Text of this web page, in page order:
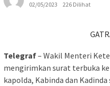
02/05/2023
226 Dilihat
Telegraf– Wakil Menteri
mengirimkan surat terbuka
kapolda, Kabinda dan